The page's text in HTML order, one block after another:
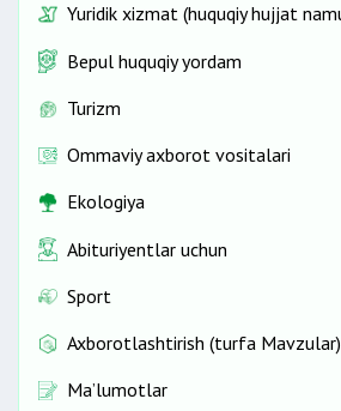
Yuridik xizmat (huquqiy hujjat
Bepul huquqiy yordam
Turizm
Ommaviy axborot vositalari
Ekologiya
Abituriyentlar uchun
Sport
Axborotlashtirish (turfa Mavzular)
Ma’lumotlar